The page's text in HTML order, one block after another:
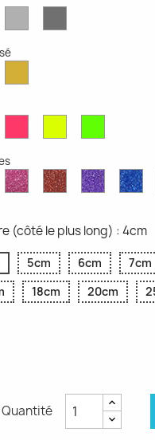
Clair
Foncé
Métallique
Fluo
Fluo
Fluo
Paillettes
Roses
Paillettes
Rouges
Paillettes
Violettes
(côté le plus long) : 4cm
5cm 6cm 7cm
18cm 20cm
Quantité